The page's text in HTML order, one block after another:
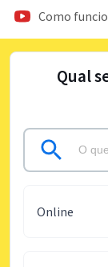
Como
Qual
Online